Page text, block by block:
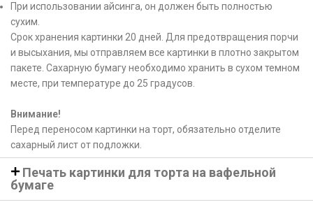
При использовании айсинга, он должен быть полностью
сухим.
Срок хранения картинки 20 дней. Для предотвращения порчи
и высыхания, мы отправляем все картинки в плотно закрытом
пакете. Сахарную бумагу необходимо хранить в сухом темном
месте, при температуре до 25 градусов.
Внимание!
Перед переносом картинки на торт, обязательно отделите
сахарный лист от подложки.
Печать картинки для торта на вафельной
бумаге